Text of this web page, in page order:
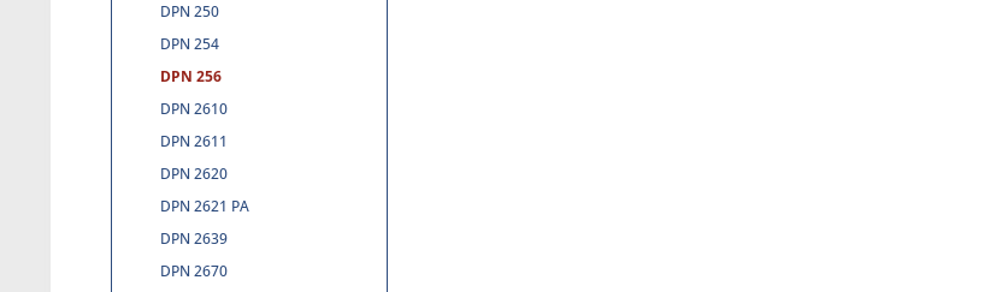
DPN 250
DPN 254
DPN 256
DPN 2610
DPN 2611
DPN 2620
DPN 2621 PA
DPN 2639
DPN 2670